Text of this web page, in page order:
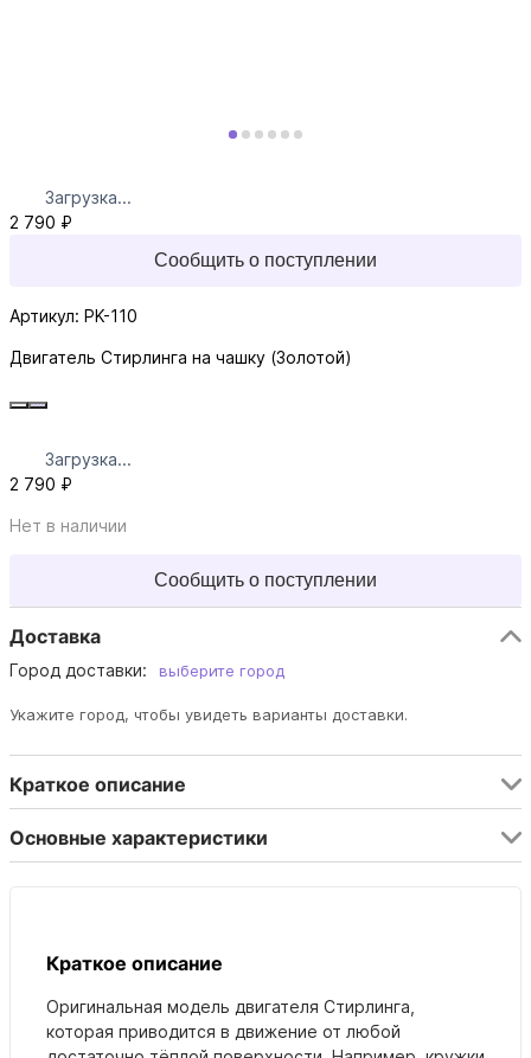
Загрузка...
2 790 ₽
Сообщить о поступлении
Артикул: PK-110
Двигатель Стирлинга на чашку (Золотой)
Загрузка...
2 790 ₽
Нет в наличии
Сообщить о поступлении
Доставка
Город доставки: выберите город
Укажите город, чтобы увидеть варианты доставки.
Краткое описание
Основные характеристики
Краткое описание
Оригинальная модель двигателя Стирлинга,
которая приводится в движение от любой